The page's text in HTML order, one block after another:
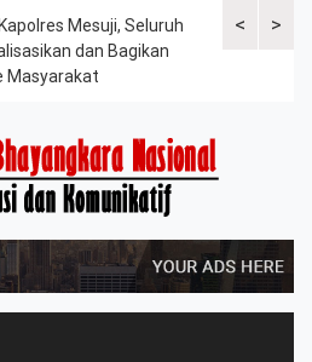
<
Mesuji, Seluruh
dan Bagikan
Masyarakat
Sat Lantas
>